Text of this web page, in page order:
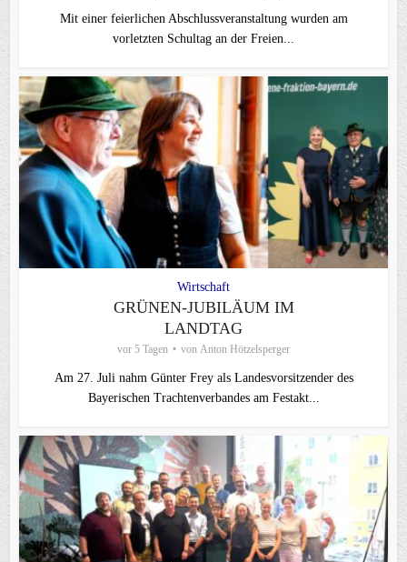
Mit einer feierlichen Abschlussveranstaltung wurden am
vorletzten Schultag an der Freien...
Wirtschaft
GRÜNEN-JUBILÄUM IM
LANDTAG
vor 5 Tagen von Anton Hötzelsperger
Am 27. Juli nahm Günter Frey als Landesvorsitzender des
Bayerischen Trachtenverbandes am Festakt...